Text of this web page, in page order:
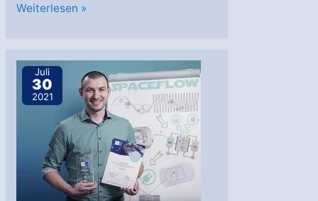
Wiedereintritt
der
Internationalen
Raumstation
Erdatmosphäre
Weiterlesen »
Juli
30
2021